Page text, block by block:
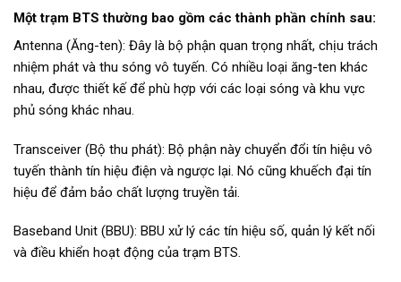
Một trạm BTS thường bao gồm các thành phần chính sau:
Antenna (Ăng-ten): Đây là bộ phận quan trọng nhất, chịu trách
nhiệm phát và thu sóng vô tuyến. Có nhiều loại ăng-ten khác
nhau, được thiết kế để phù hợp với các loại sóng và khu vực
phủ sóng khác nhau.
Transceiver (Bộ thu phát): Bộ phận này chuyển đổi tín hiệu vô
tuyến thành tín hiệu điện và ngược lại. Nó cũng khuếch đại tín
hiệu để đảm bảo chất lượng truyền tải.
Baseband Unit (BBU): BBU xử lý các tín hiệu số, quản lý kết nối
và điều khiển hoạt động của trạm BTS.